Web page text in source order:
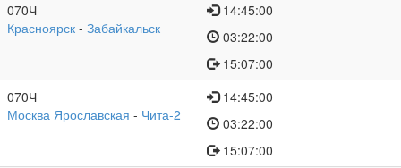
070Ч
Красноярск - Забайкальск
14:45:00
03:22:00
15:07:00
070Ч
Москва Ярославская - Чита-2
14:45:00
03:22:00
15:07:00